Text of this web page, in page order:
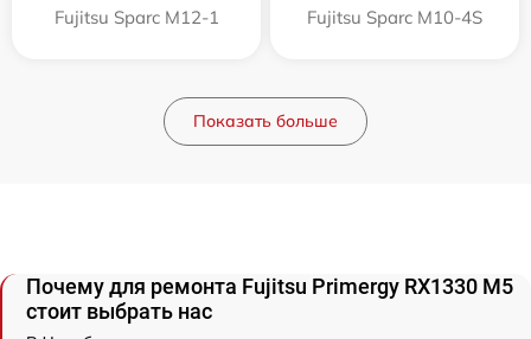
Fujitsu Sparc M12-1 Fujitsu Sparc M10-4S
Показать больше
Почему для ремонта Fujitsu Primergy RX1330 M5
стоит выбрать нас